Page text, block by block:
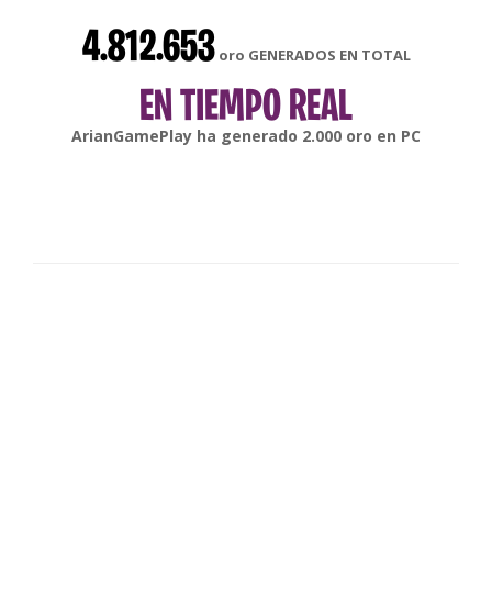
4.812.653 oro GENERADOS EN TOTAL
EN TIEMPO REAL
gonsabellaha generado6.000oro enAndroid